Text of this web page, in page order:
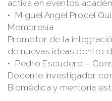
activa en eventos
Miguel Angel Procel
Membresía
Promotor de la
de nuevas ideas dentro
Pedro Escudero –
Docente investigador
Biomédica y mentoría